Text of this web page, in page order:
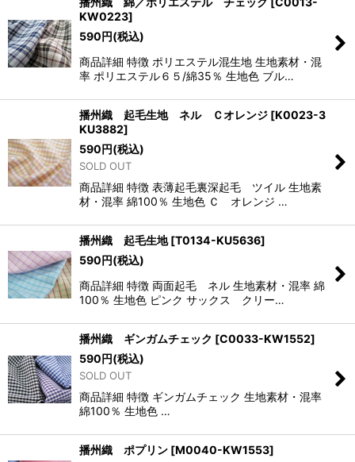
KW0223]
590円(税込)
商品詳細 特徴 ポリエステル混生地 生地素材・混
率 ポリエステル６５/綿35％ 生地色 ブル…
播州織 起毛生地 ネル Ｃオレンジ [K0023-3
KU3882]
590円(税込)
SOLD OUT
商品詳細 特徴 表薄起毛裏深起毛 ツイル 生地素
材・混率 綿100％ 生地色 Ｃ オレンジ …
播州織 起毛生地 [T0134-KU5636]
590円(税込)
商品詳細 特徴 両面起毛 ネル 生地素材・混率 綿
100％ 生地色 ピンク サックス クリー…
播州織 ギンガムチェック [C0033-KW1552]
590円(税込)
SOLD OUT
商品詳細 特徴 ギンガムチェック 生地素材・混率
綿100％ 生地色 …
播州織 ポプリン [M0040-KW1553]